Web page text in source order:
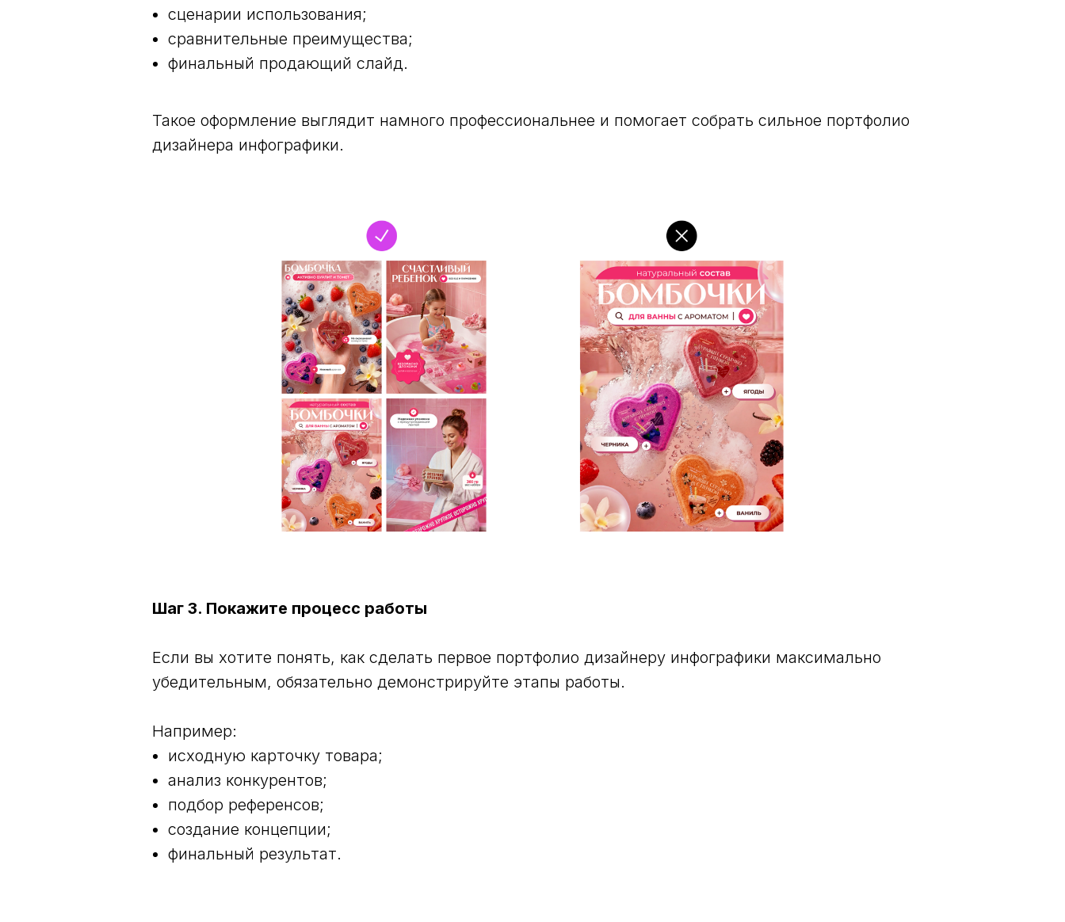
сценарии использования;
сравнительные преимущества;
финальный продающий слайд.
Такое оформление выглядит намного профессиональнее и помогает собрать сильное портфолио
дизайнера инфографики.
Шаг 3. Покажите процесс работы
Если вы хотите понять, как сделать первое портфолио дизайнеру инфографики максимально
убедительным, обязательно демонстрируйте этапы работы.
Например:
исходную карточку товара;
анализ конкурентов;
подбор референсов;
создание концепции;
финальный результат.